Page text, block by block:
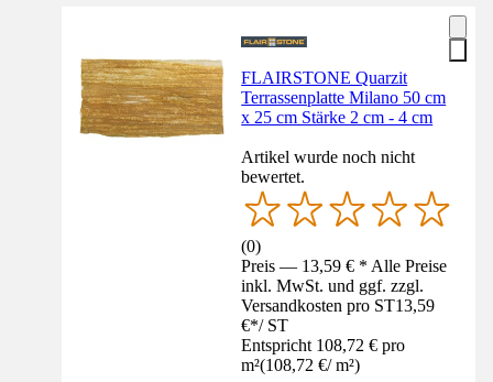
FLAIRSTONE Quarzit
Terrassenplatte Milano 50 cm
x 25 cm Stärke 2 cm - 4 cm
Artikel wurde noch nicht
bewertet.
(0)
Preis — 13,59 € * Alle Preise
inkl. MwSt. und ggf. zzgl.
Versandkosten pro ST13,59
€*/ ST
Entspricht 108,72 € pro
m²(108,72 €/ m²)